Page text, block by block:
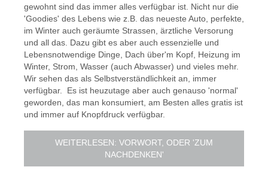
gewohnt sind das immer alles verfügbar ist. Nicht nur die
'Goodies' des Lebens wie z.B. das neueste Auto, perfekte,
im Winter auch geräumte Strassen, ärztliche Versorung
und all das. Dazu gibt es aber auch essenzielle und
Lebensnotwendige Dinge, Dach über'm Kopf, Heizung im
Winter, Strom, Wasser (auch Abwasser) und vieles mehr.
Wir sehen das als Selbstverständlichkeit an, immer
verfügbar. Es ist heuzutage aber auch genauso 'normal'
geworden, das man konsumiert, am Besten alles gratis ist
und immer auf Knopfdruck verfügbar.
WEITERLESEN: VORWORT, ODER 'ZUM
NACHDENKEN'